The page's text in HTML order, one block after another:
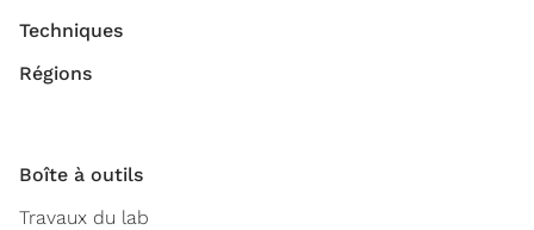
Techniques
Régions
Boîte à outils
Travaux du lab